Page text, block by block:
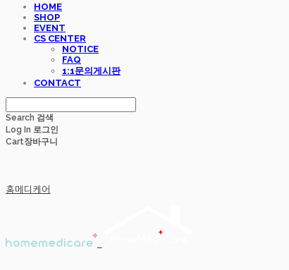
HOME
SHOP
EVENT
CS CENTER
NOTICE
FAQ
1:1문의게시판
CONTACT
Search 검색
Log In 로그인
Cart장바구니
홈메디케어